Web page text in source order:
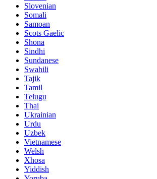
Slovenian
Somali
Samoan
Scots Gaelic
Shona
Sindhi
Sundanese
Swahili
Tajik
Tamil
Telugu
Thai
Ukrainian
Urdu
Uzbek
Vietnamese
Welsh
Xhosa
Yiddish